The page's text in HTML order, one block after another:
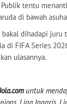
tentu
di bawah
bakal dihadapi
di FIFA Series
ulasannya.
untuk